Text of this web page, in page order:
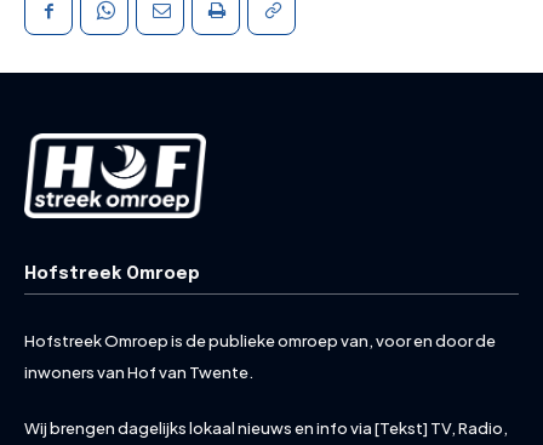
Hofstreek Omroep
Hofstreek Omroep is de publieke omroep van, voor en door de
inwoners van Hof van Twente.
Wij brengen dagelijks lokaal nieuws en info via [Tekst] TV, Radio,